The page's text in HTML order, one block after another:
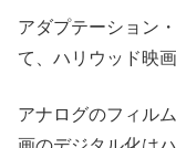
アダプテーション
て、ハリウッド映
アナログのフィル